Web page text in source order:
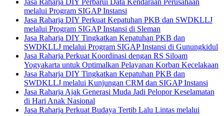
Jasa Raharja DIY Perbarui Data Kendaraan Perusahaan
melalui Program SIGAP Instansi
Jasa Raharja DIY Perkuat Kepatuhan PKB dan SWDKLLJ
melalui Program SIGAP Instansi di Sleman
Jasa Raharja DIY Tingkatkan Kepatuhan PKB dan
SWDKLLJ melalui Program SIGAP Instansi di Gunungkidul
Jasa Raharja Perkuat Koordinasi dengan RS Siloam
Yogyakarta untuk Optimalkan Pelayanan Korban Kecelakaan
Jasa Raharja DIY Tingkatkan Kepatuhan PKB dan
SWDKLLJ melalui Kunjungan CRM dan SIGAP Instansi
Jasa Raharja Ajak Generasi Muda Jadi Pelopor Keselamatan
di Hari Anak Nasional
Jasa Raharja Perkuat Budaya Tertib Lalu Lintas melalui